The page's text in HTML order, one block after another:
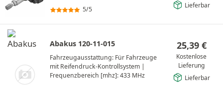
5/5
Lieferbar
Abakus 120-11-015
Fahrzeugausstattung: Für Fahrzeuge
mit Reifendruck-Kontrollsystem |
Frequenzbereich [mhz]: 433 MHz
25,39 €
Kostenlose
Lieferung
Lieferbar